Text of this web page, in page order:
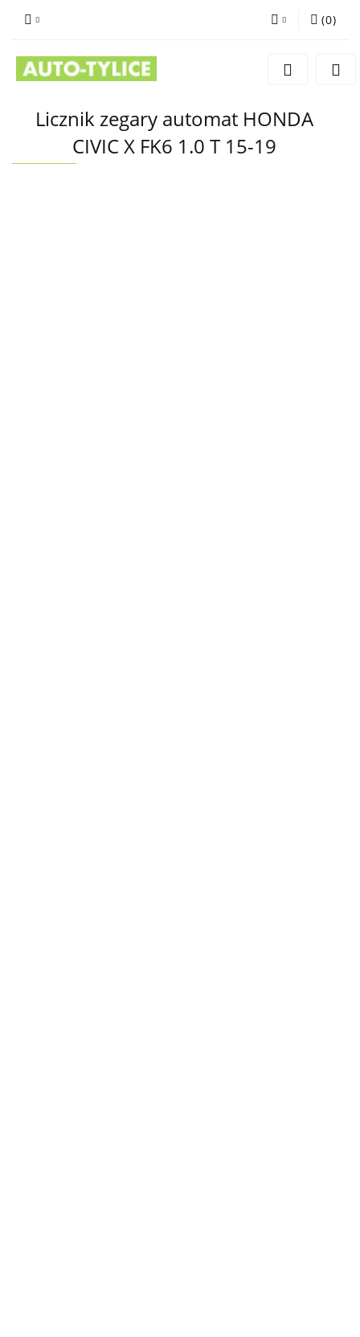
Zaloguj się
Dodaj zgłoszenie
(0)
Licznik zegary automat HONDA
CIVIC X FK6 1.0 T 15-19